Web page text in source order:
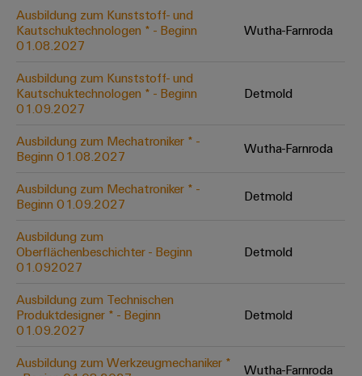
Öl
&
Sicherer
Betrieb
mit
Lösungen
für
Prozessindustrie
Mehr
Ressourceneffizienz
durch
Schaltschrankbau
Lösungen
die
Industrial
Automation
Industrial
IoT
Industrial
Security
Industrial
Service
Platform
easyConnect
Regler
I/O-
Systeme
Industrial
Ethernet
Touch-
Panels
Engineering-
Visualisierungstools
Energiemessung
und
Smart
Metering
Weidmüller
Webinare
PSIRT
Digitale
Bestellmöglichkeiten
eShop
OCI-
EDI-
Schnittstelle
ALLE
SERVICES
Automation
Solution
finden
Solution
Partner
-
Systemintegratoren
Messen
&
Globale
Messen
&
Stellenbörse
Entwicklung
Ausbildung zum Kunststoff- und
Kautschuktechnologen * - Beginn
01.08.2027
Wutha-Farnroda
Ausbildung zum Kunststoff- und
Kautschuktechnologen * - Beginn
01.09.2027
Detmold
Ausbildung zum Mechatroniker * -
Beginn 01.08.2027
Wutha-Farnroda
Ausbildung zum Mechatroniker * -
Beginn 01.09.2027
Detmold
Ausbildung zum
Oberflächenbeschichter - Beginn
01.092027
Detmold
Ausbildung zum Technischen
Produktdesigner * - Beginn
01.09.2027
Detmold
Ausbildung zum Werkzeugmechaniker *
Wutha-Farnroda